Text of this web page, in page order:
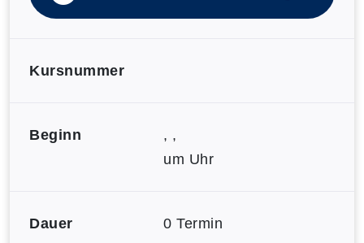
Kursnummer
Beginn
, ,
um Uhr
Dauer 0 Termin